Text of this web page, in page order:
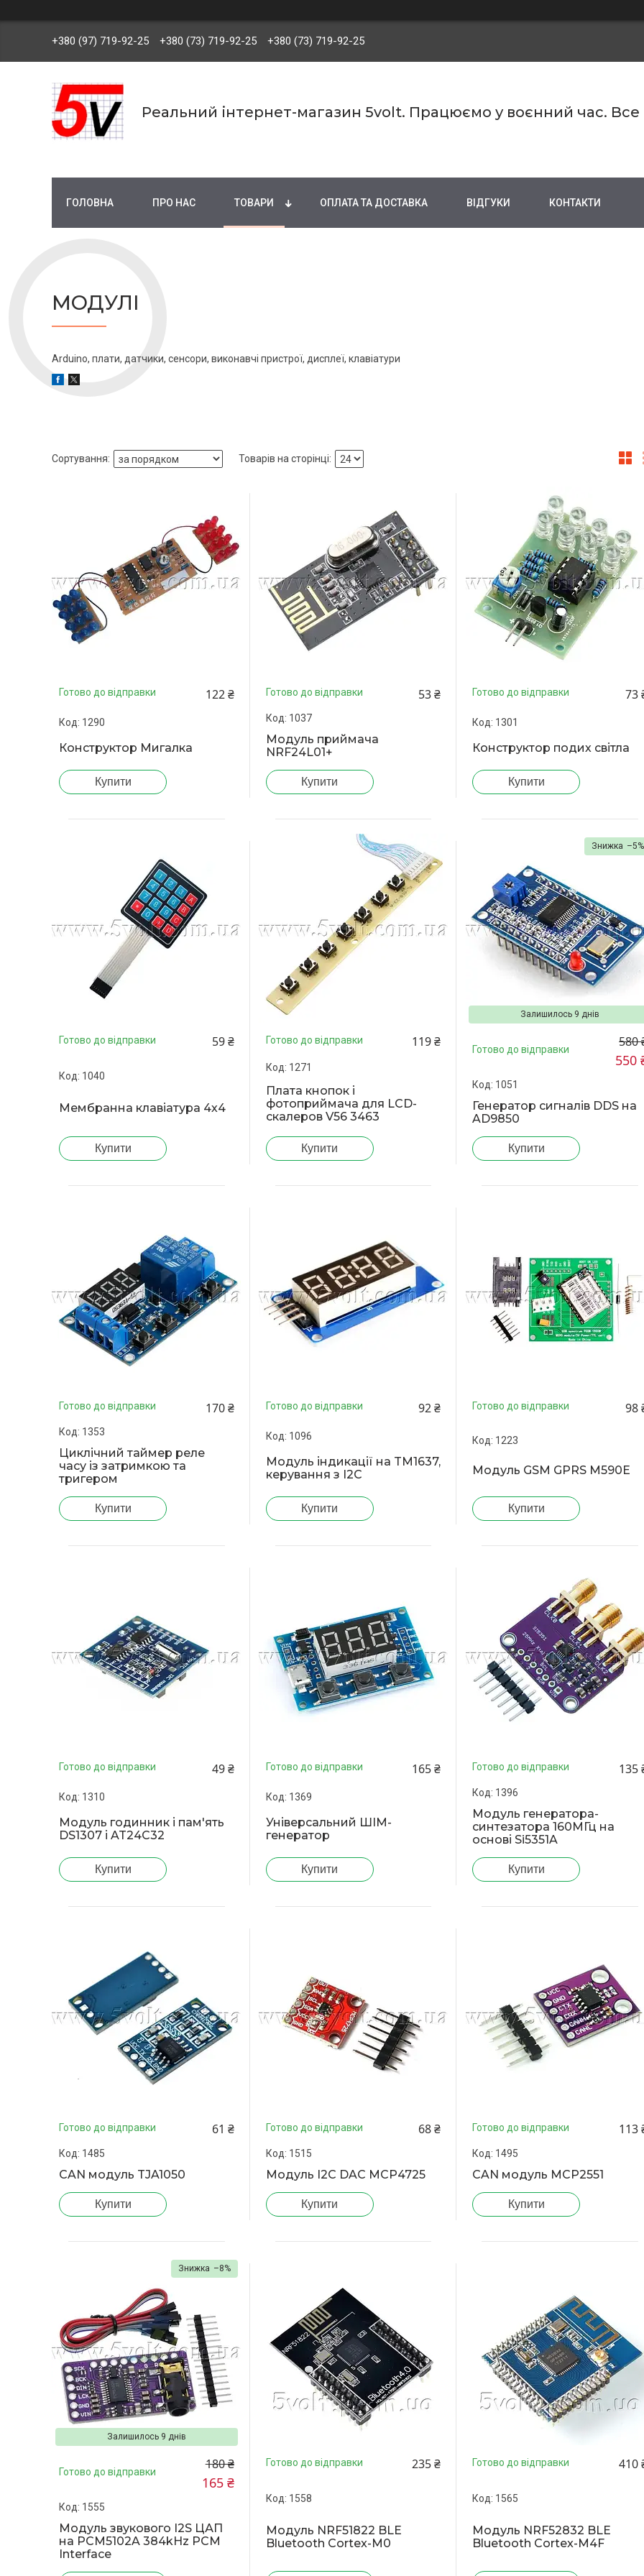
+380 (97) 719-92-25 +380 (73) 719-92-25 +380 (73) 719-92-25
Реальний інтернет-магазин 5volt. Працюємо у воєнний час.
ГОЛОВНА ПРО НАС ТОВАРИ ОПЛАТА ТА ДОСТАВКА ВІДГУКИ КОНТАКТИ
МОДУЛІ
Arduino, плати, датчики, сенсори, виконавчі пристрої, дисплеї, клавіатури
Готово до відправки 122 ₴
1290
Конструктор Мигалка
Купити
Готово до відправки 53 ₴
1037
Модуль приймача
NRF24L01+
Купити
Готово до відправки 73
1301
Конструктор подих світла
Купити
Готово до відправки 59 ₴
1040
Мембранна клавіатура 4х4
Купити
Готово до відправки 119 ₴
1271
Плата кнопок і
фотоприймача для LCD-
скалеров V56 3463
Купити
–5%
Залишилось 9 днів
Готово до відправки 580
550
1051
Генератор сигналів DDS на
AD9850
Купити
Готово до відправки 170 ₴
1353
Циклічний таймер реле
часу із затримкою та
тригером
Купити
Готово до відправки 92 ₴
1096
Модуль індикації на TM1637,
керування з I2C
Купити
Готово до відправки 98
1223
Модуль GSM GPRS M590E
Купити
Готово до відправки 49 ₴
1310
Модуль годинник і пам'ять
DS1307 і AT24C32
Купити
Готово до відправки 165 ₴
1369
Універсальний ШІМ-
генератор
Купити
Готово до відправки 135
1396
Модуль генератора-
синтезатора 160МГц на
основі Si5351A
Купити
Готово до відправки 61 ₴
1485
CAN модуль TJA1050
Купити
Готово до відправки 68 ₴
1515
Модуль I2C DAC MCP4725
Купити
Готово до відправки 113
1495
CAN модуль MCP2551
Купити
–8%
Залишилось 9 днів
Готово до відправки 180 ₴
165 ₴
1555
Модуль звукового I2S ЦАП
на PCM5102A 384kHz PCM
Interface
Готово до відправки 235 ₴
1558
Модуль NRF51822 BLE
Bluetooth Cortex-M0
Готово до відправки 410
1565
Модуль NRF52832 BLE
Bluetooth Cortex-M4F